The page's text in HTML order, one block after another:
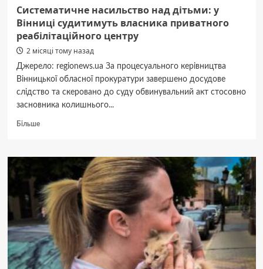
Систематичне насильство над дітьми: у
Вінниці судитимуть власника приватного
реабілітаційного центру
2 місяці тому назад
Джерело: regionews.ua За процесуального керівництва
Вінницької обласної прокуратури завершено досудове
слідство та скеровано до суду обвинувальний акт стосовно
засновника колишнього...
БільшеДокладніше
насильство
дітьми:
у
Вінниці
судитимуть
власника
приватного
реабілітаційного
центру